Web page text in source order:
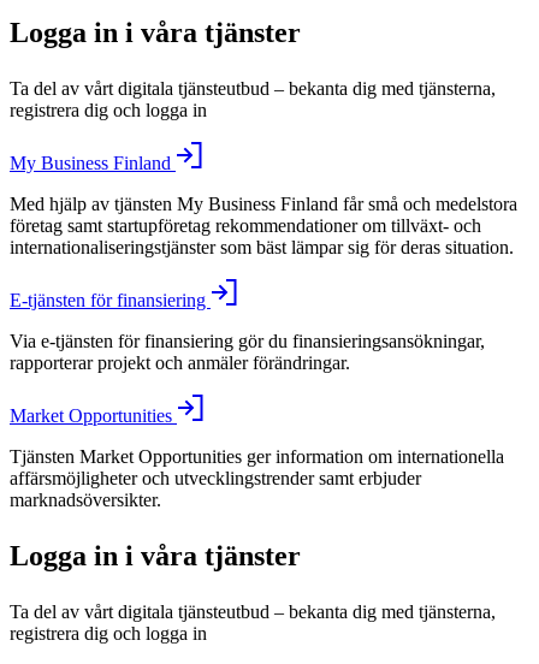
Logga in i våra tjänster
Ta del av vårt digitala tjänsteutbud – bekanta dig med tjänsterna,
registrera dig och logga in
My Business Finland
Med hjälp av tjänsten My Business Finland får små och medelstora
företag samt startupföretag rekommendationer om tillväxt- och
internationaliseringstjänster som bäst lämpar sig för deras situation.
E-tjänsten för finansiering
Via e-tjänsten för finansiering gör du finansieringsansökningar,
rapporterar projekt och anmäler förändringar.
Market Opportunities
Tjänsten Market Opportunities ger information om internationella
affärsmöjligheter och utvecklingstrender samt erbjuder
marknadsöversikter.
Logga in i våra tjänster
Ta del av vårt digitala tjänsteutbud – bekanta dig med tjänsterna,
registrera dig och logga in